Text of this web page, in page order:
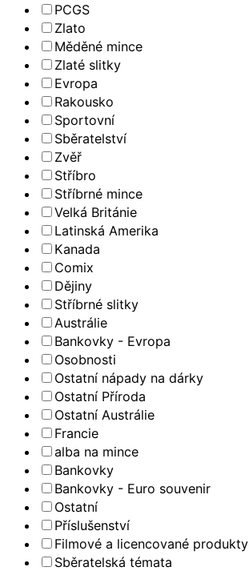
PCGS
Zlato
Měděné mince
Zlaté slitky
Evropa
Rakousko
Sportovní
Sběratelství
Zvěř
Stříbro
Stříbrné mince
Velká Británie
Latinská Amerika
Kanada
Comix
Dějiny
Stříbrné slitky
Austrálie
Bankovky - Evropa
Osobnosti
Ostatní nápady na dárky
Ostatní Příroda
Ostatní Austrálie
Francie
alba na mince
Bankovky
Bankovky - Euro souvenir
Ostatní
Příslušenství
Filmové a licencované produkty
Sběratelská témata